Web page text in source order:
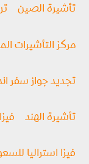
تأشيرة الصين
مركز التأشيرات
تجديد جواز سفر
تأشيرة الهند
فيزا استراليا